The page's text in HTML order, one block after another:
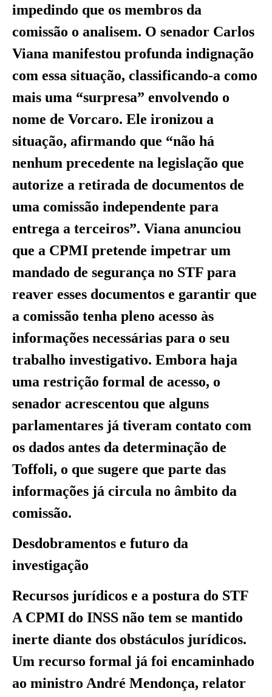
impedindo que os membros da
comissão o analisem. O senador Carlos
Viana manifestou profunda indignação
com essa situação, classificando-a como
mais uma “surpresa” envolvendo o
nome de Vorcaro. Ele ironizou a
situação, afirmando que “não há
nenhum precedente na legislação que
autorize a retirada de documentos de
uma comissão independente para
entrega a terceiros”. Viana anunciou
que a CPMI pretende impetrar um
mandado de segurança no STF para
reaver esses documentos e garantir que
a comissão tenha pleno acesso às
informações necessárias para o seu
trabalho investigativo. Embora haja
uma restrição formal de acesso, o
senador acrescentou que alguns
parlamentares já tiveram contato com
os dados antes da determinação de
Toffoli, o que sugere que parte das
informações já circula no âmbito da
comissão.
Desdobramentos e futuro da
investigação
Recursos jurídicos e a postura do STF
A CPMI do INSS não tem se mantido
inerte diante dos obstáculos jurídicos.
Um recurso formal já foi encaminhado
ao ministro André Mendonça, relator